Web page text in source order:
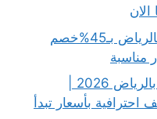
أفضل شركة تنظيف بعد النقل بالرياض بـ45%خصم
مناسبة
بأسعار تبدأ